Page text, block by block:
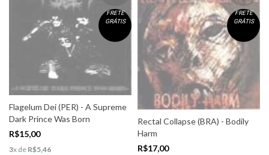
FRETE
GRÁTIS
Flagelum Dei (PER) - A Supreme
Dark Prince Was Born
R$15,00
3x de R$5,46
FRETE
GRÁTIS
Rectal Collapse (BRA) - Bodily
Harm
R$17,00